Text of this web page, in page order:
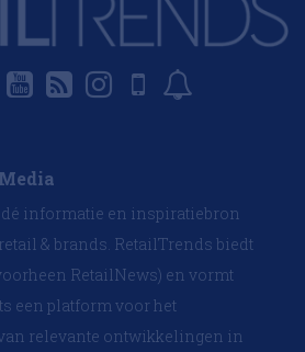
informatie en inspiratiebron
& brands. RetailTrends biedt
RetailNews) en vormt
een platform voor het
relevante ontwikkelingen in